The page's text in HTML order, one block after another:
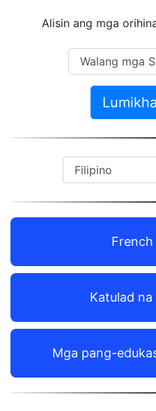
Alisin ang mga
Katulad
Mga pang-